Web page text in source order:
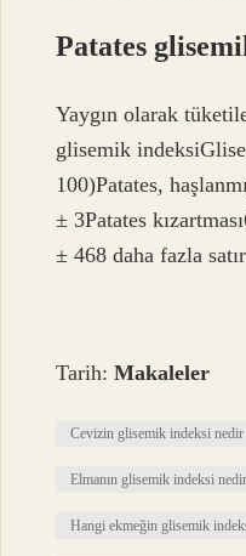
Patates
Yaygın olarak
glisemik
100)Patates,
± 3Patates
± 468 daha fazla satır
Tarih:Makaleler
Cevizin glisemik indeksi nedir
Elmanın glisemik indeksi nedir
Hangi ekmeğin glisemik